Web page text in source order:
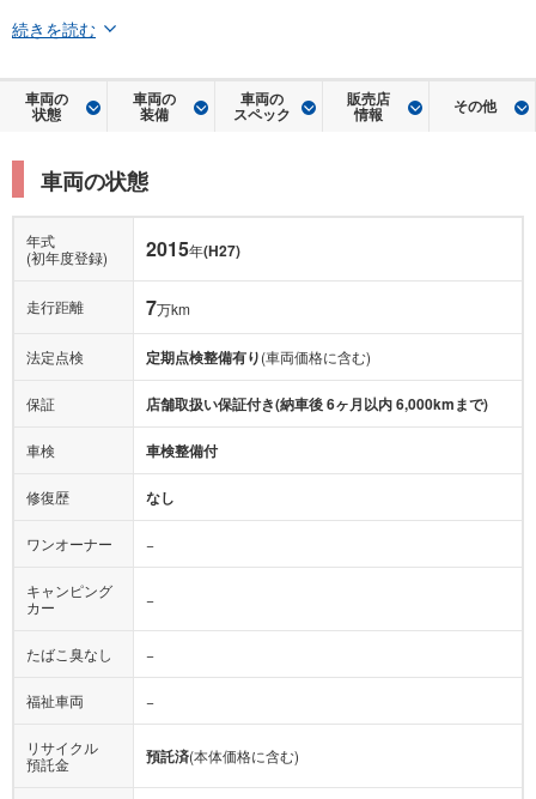
続きを読む
車両の
状態
車両の
装備
車両の
スペック
販売店
情報 その他
車両の状態
年式
(初年度登録)
2015年(H27)
走行距離 7万km
法定点検 定期点検整備有り(車両価格に含む)
保証 店舗取扱い保証付き(納車後 6ヶ月以内 6,000kmまで)
車検 車検整備付
修復歴 なし
ワンオーナー −
キャンピング
カー
−
たばこ臭なし −
福祉車両 −
リサイクル
預託金
預託済(本体価格に含む)